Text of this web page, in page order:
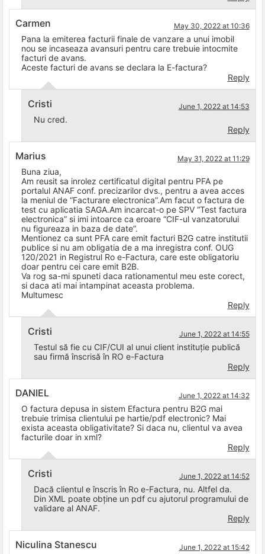
Carmen May 30, 2022 at 10:36
Pana la emiterea facturii finale de vanzare a unui imobil
nou se incaseaza avansuri pentru care trebuie intocmite
facturi de avans.
Aceste facturi de avans se declara la E-factura?
Reply
Cristi June 1, 2022 at 14:53
Nu cred.
Reply
Marius May 31, 2022 at 11:29
Buna ziua,
Am reusit sa inrolez certificatul digital pentru PFA pe
portalul ANAF conf. precizarilor dvs., pentru a avea acces
la meniul de “Facturare electronica”.Am facut o factura de
test cu aplicatia SAGA.Am incarcat-o pe SPV “Test factura
electronica” si imi intoarce ca eroare “CIF-ul vanzatorului
nu figureaza in baza de date”.
Mentionez ca sunt PFA care emit facturi B2G catre institutii
publice si nu am obligatia de a ma inregistra conf. OUG
120/2021 in Registrul Ro e-Factura, care este obligatoriu
doar pentru cei care emit B2B.
Va rog sa-mi spuneti daca rationamentul meu este corect,
si daca ati mai intampinat aceasta problema.
Multumesc
Reply
Cristi June 1, 2022 at 14:55
Testul să fie cu CIF/CUI al unui client instituție publică
sau firmă înscrisă în RO e-Factura
Reply
DANIEL June 1, 2022 at 14:32
O factura depusa in sistem Efactura pentru B2G mai
trebuie trimisa clientului pe hartie/pdf electronic? Mai
exista aceasta obligativitate? Si daca nu, clientul va avea
facturile doar in xml?
Reply
Cristi June 1, 2022 at 14:52
Dacă clientul e înscris în Ro e-Factura, nu. Altfel da.
Din XML poate obține un pdf cu ajutorul programului de
validare al ANAF.
Reply
Niculina Stanescu June 1, 2022 at 15:42